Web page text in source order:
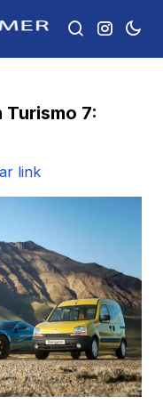
Turismo 7:
link